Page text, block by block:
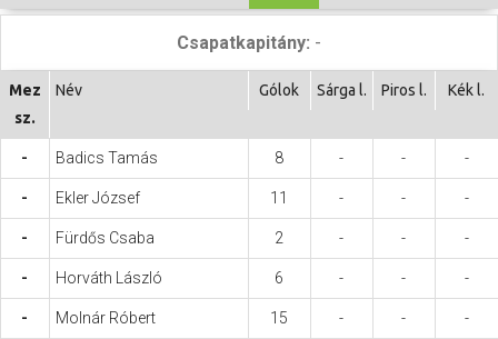
Szabadidő
Hasznos
Csapatkapitány: -
Mez
sz.
Név Gólok Sárga l. Piros l. Kék l.
- Badics Tamás 8 - - -
- Ekler József 11 - - -
- Fürdős Csaba 2 - - -
- Horváth László 6 - - -
- Molnár Róbert 15 - - -